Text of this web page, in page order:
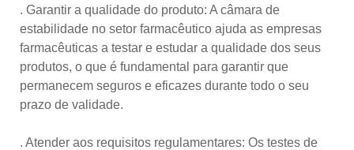
. Garantir a qualidade do produto: A câmara de
estabilidade no setor farmacêutico ajuda as empresas
farmacêuticas a testar e estudar a qualidade dos seus
produtos, o que é fundamental para garantir que
permanecem seguros e eficazes durante todo o seu
prazo de validade.
. Atender aos requisitos regulamentares: Os testes de